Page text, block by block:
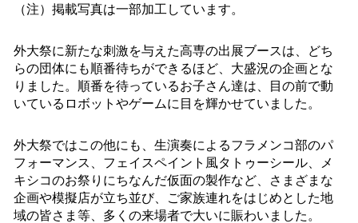
（注）掲載写真は一部加工しています。
外大祭に新たな刺激を与えた高専の出展ブースは、どち
らの団体にも順番待ちができるほど、大盛況の企画とな
りました。順番を待っているお子さん達は、目の前で動
いているロボットやゲームに目を輝かせていました。
外大祭ではこの他にも、生演奏によるフラメンコ部のパ
フォーマンス、フェイスペイント風タトゥーシール、メ
キシコのお祭りにちなんだ仮面の製作など、さまざまな
企画や模擬店が立ち並び、ご家族連れをはじめとした地
域の皆さま等、多くの来場者で大いに賑わいました。